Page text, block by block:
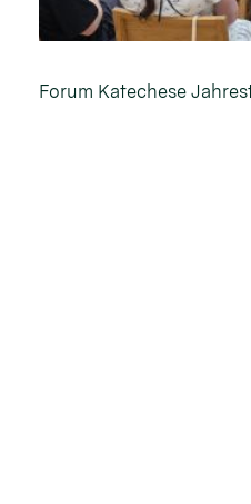
Forum Katechese